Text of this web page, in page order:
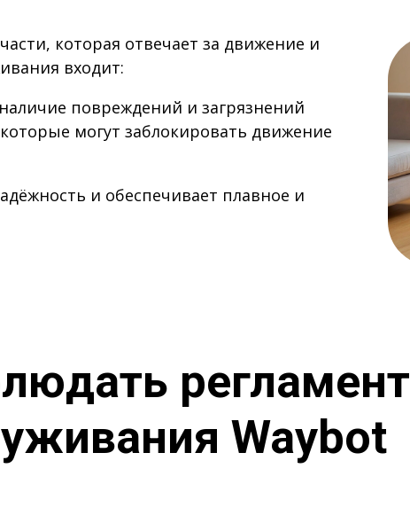
которая отвечает за движение и
входит:
повреждений и загрязнений
могут заблокировать движение
и обеспечивает плавное и
регламент
Waybot